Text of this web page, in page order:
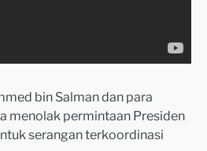
bin Salman dan para
menolak permintaan Presiden
serangan terkoordinasi